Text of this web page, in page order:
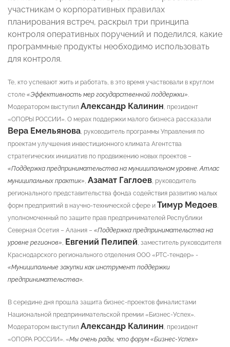
участникам о корпоративных правилах
планирования встреч, раскрыл три принципа
контроля оперативных поручений и поделился, какие
программные продукты необходимо использовать
для контроля.
Те, кто успевают жить и работать, в это время участвовали в круглом
столе «Эффективность мер государственной поддержки»
Модератором выступил Александр Калинин , президент
«ОПОРЫ РОССИИ». О мерах поддержки малого бизнеса рассказали
Вера Емельянова , руководитель программы Управления по
проектам улучшения инвестиционного климата Агентства
стратегических инициатив по продвижению новых проектов –
«Поддержка предпринимательства на муниципальном уровне. Атлас
муниципальных практик» Азамат Гаглоев , руководитель
регионального представительства фонда содействия развитию малых
форм предприятий в научно-технической сфере и Тимур Медоев
уполномоченный по защите прав предпринимателей Республики
Северная Осетия – Алания – «Поддержка предпринимательства на
уровне регионов» Евгений Пелипей , заместитель руководителя
Краснодарского регионального отделения ООО «РТС-тендер» -
«Муниципальные закупки как инструмент поддержки
предпринимательства».
В середине дня прошла защита бизнес-проектов финалистами
Национальной предпринимательской премии «Бизнес-Успех».
Модератором выступил Александр Калинин , президент
«ОПОРА РОССИИ». «Мы очень рады, что форум «Бизнес-Успех»